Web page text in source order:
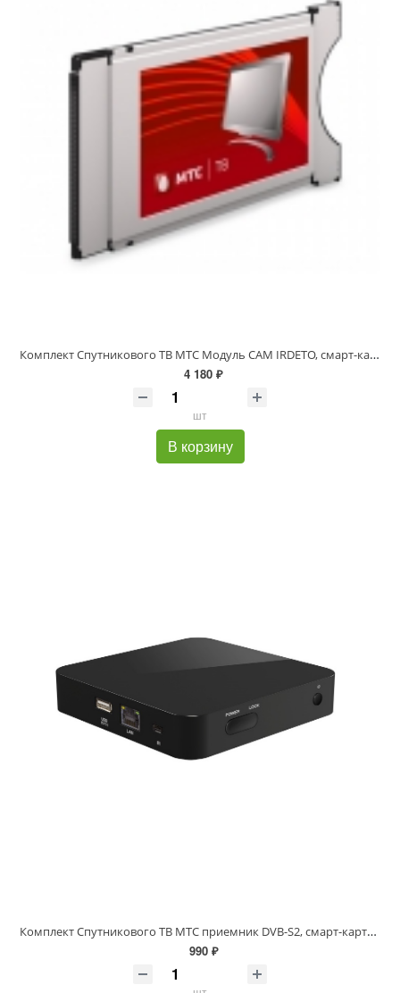
Комплект Спутникового ТВ МТС Модуль CAM IRDETO, смарт-карта на 1 месяц
4 180 ₽
шт
В корзину
Комплект Спутникового ТВ МТС приемник DVB-S2, смарт-карта на 1 месяц
990 ₽